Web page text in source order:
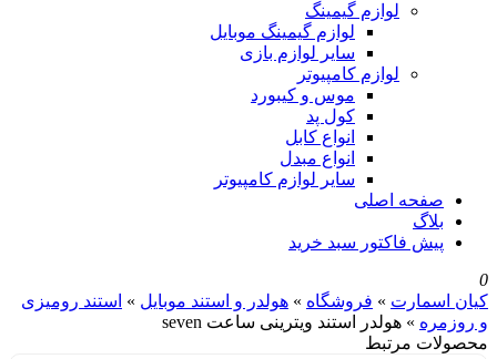
لوازم گیمینگ
لوازم گیمینگ موبایل
سایر لوازم بازی
لوازم کامپیوتر
موس و کیبورد
کول پد
انواع کابل
انواع مبدل
سایر لوازم کامپیوتر
صفحه اصلی
بلاگ
پیش فاکتور سبد خرید
0
کیان اسمارت » فروشگاه » هولدر و استند موبایل » استند رومیزی
و روزمره » هولدر استند ویترینی ساعت seven
محصولات مرتبط